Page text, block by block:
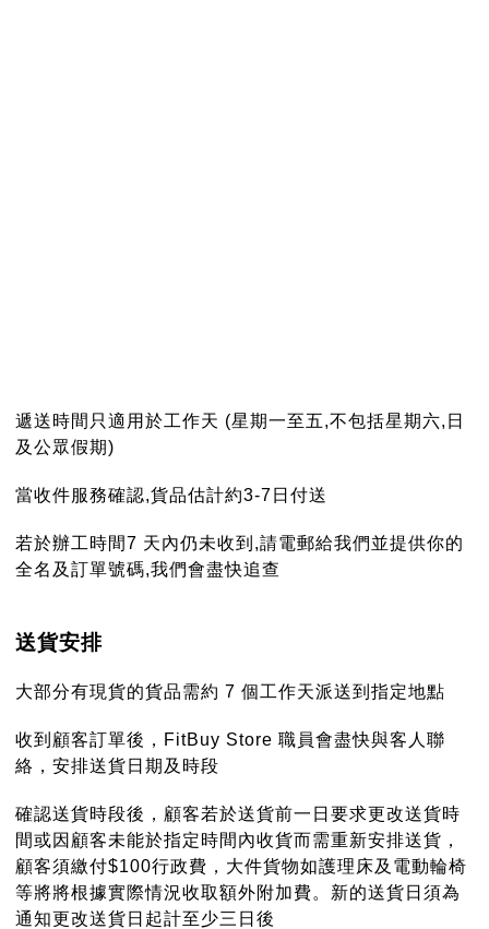
遞送時間只適用於工作天 (星期一至五,不包括星期六,日
及公眾假期)
當收件服務確認,貨品估計約3-7日付送
若於辦工時間7 天內仍未收到,請電郵給我們並提供你的
全名及訂單號碼,我們會盡快追查
送貨安排
大部分有現貨的貨品需約 7 個工作天派送到指定地點
收到顧客訂單後，FitBuy Store 職員會盡快與客人聯
絡，安排送貨日期及時段
確認送貨時段後，顧客若於送貨前一日要求更改送貨時
間或因顧客未能於指定時間內收貨而需重新安排送貨，
顧客須繳付$100行政費，大件貨物如護理床及電動輪椅
等將將根據實際情況收取額外附加費。新的送貨日須為
通知更改送貨日起計至少三日後